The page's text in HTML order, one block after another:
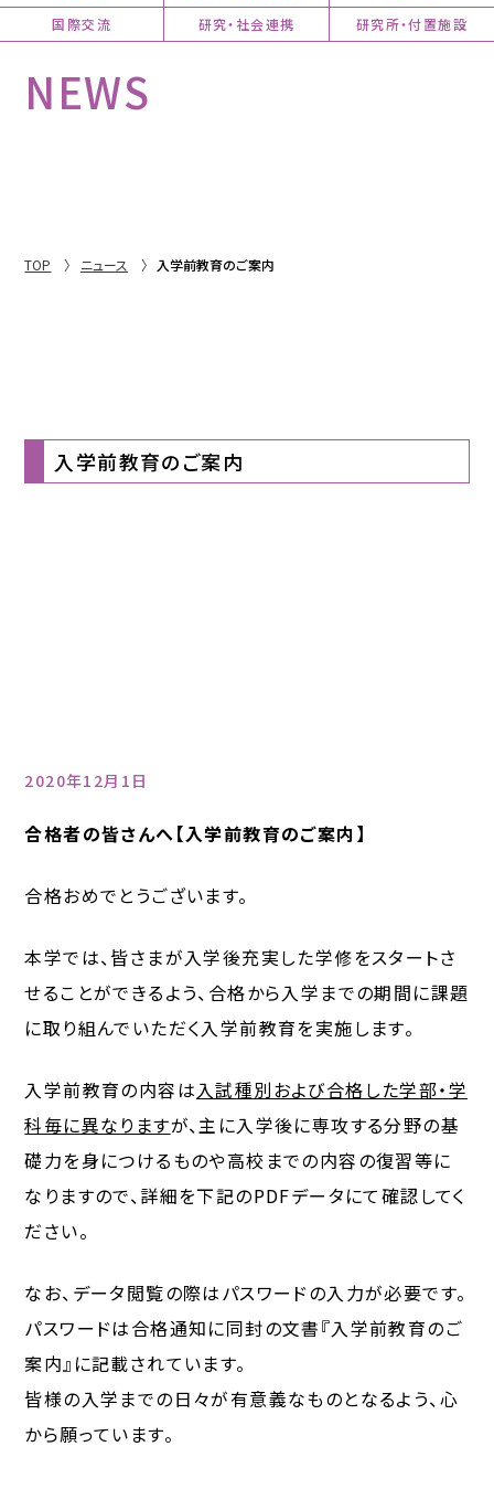
国際交流
研究・社会連携 研究所・付置施設
NEWS
TOP ニュース 入学前教育のご案内
入学前教育のご案内
2020年12月1日
合格者の皆さんへ【入学前教育のご案内】
合格おめでとうございます。
本学では、皆さまが入学後充実した学修をスタートさ
せることができるよう、合格から入学までの期間に課題
に取り組んでいただく入学前教育を実施します。
入学前教育の内容は 入試種別および合格した学部・学
科毎に異なりますが、主に入学後に専攻する分野の基
礎力を身につけるものや高校までの内容の復習等に
なりますので、詳細を下記のPDFデータにて確認してく
ださい。
なお、データ閲覧の際はパスワードの入力が必要です。
パスワードは合格通知に同封の文書『入学前教育のご
案内』に記載されています。
皆様の入学までの日々が有意義なものとなるよう、心
から願っています。